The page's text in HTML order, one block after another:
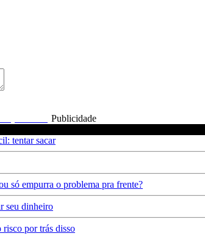
Publicidade
tentar sacar
só empurra o problema pra frente?
seu dinheiro
por trás disso